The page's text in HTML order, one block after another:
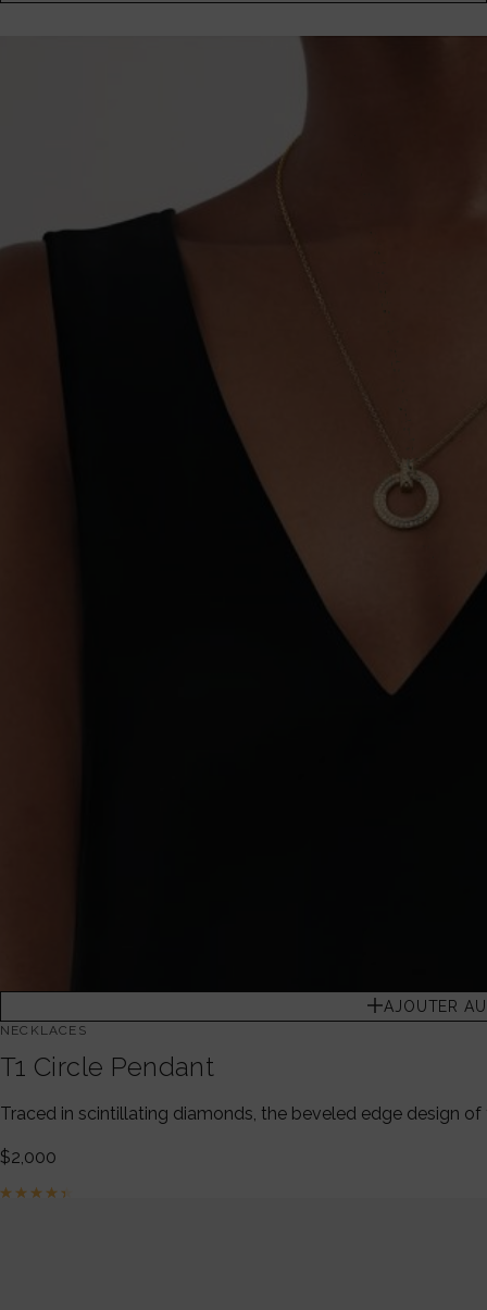
AJOUTER
NECKLACES
T1 Circle Pendant
Traced in scintillating diamonds, the beveled edge design
$2,000